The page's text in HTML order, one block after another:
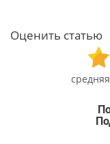
Оценить статью